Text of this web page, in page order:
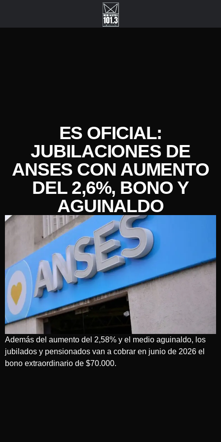
ES OFICIAL:
JUBILACIONES DE
ANSES CON AUMENTO
DEL 2,6%, BONO Y
AGUINALDO
Además del aumento del 2,58% y el medio aguinaldo, los
jubilados y pensionados van a cobrar en junio de 2026 el
bono extraordinario de $70.000.